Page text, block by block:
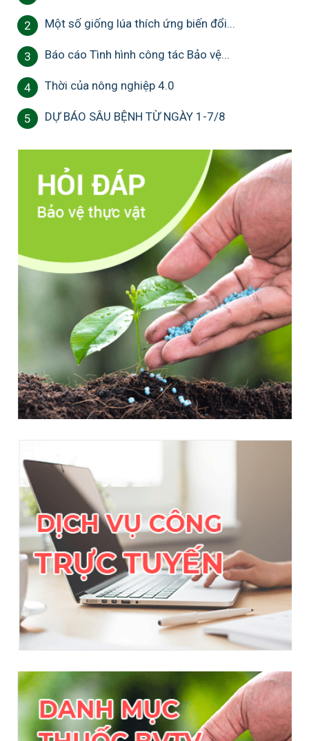
2 Một số giống lúa thích ứng biến đổi...
3 Báo cáo Tình hình công tác Bảo vệ...
4 Thời của nông nghiệp 4.0
5 DỰ BÁO SÂU BỆNH TỪ NGÀY 1-7/8